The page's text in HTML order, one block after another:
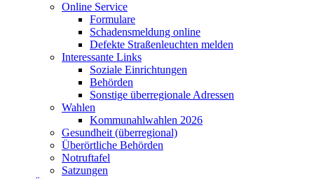
Online Service
Formulare
Schadensmeldung online
Defekte Straßenleuchten melden
Interessante Links
Soziale Einrichtungen
Behörden
Sonstige überregionale Adressen
Wahlen
Kommunahlwahlen 2026
Gesundheit (überregional)
Überörtliche Behörden
Notruftafel
Satzungen